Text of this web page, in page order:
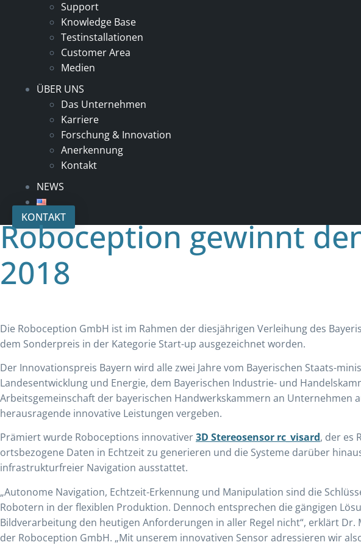
Support
Knowledge Base
Testinstallationen
Customer Area
Medien
ÜBER UNS
Das Unternehmen
Karriere
Forschung & Innovation
Anerkennung
Kontakt
NEWS
KONTAKT
Roboception gewinnt
2018
Die Roboception GmbH ist im Rahmen der diesjährigen Verleihung des
dem Sonderpreis in der Kategorie Start-up ausgezeichnet worden.
Der Innovationspreis Bayern wird alle zwei Jahre vom Bayerischen Staats-
Landesentwicklung und Energie, dem Bayerischen Industrie- und
Arbeitsgemeinschaft der bayerischen Handwerkskammern an Unternehmen
herausragende innovative Leistungen vergeben.
Prämiert wurde Roboceptions innovativer3D Stereosensor rc_visard, der es
ortsbezogene Daten in Echtzeit zu generieren und die Systeme darüber
infrastrukturfreier Navigation ausstattet.
„Autonome Navigation, Echtzeit-Erkennung und Manipulation sind die
Robotern in der flexiblen Produktion. Dennoch entsprechen die gängigen
Bildverarbeitung den heutigen Anforderungen in aller Regel nicht“, erklärt Dr.
der Roboception GmbH. „Mit unserem innovativen Sensor adressieren wir